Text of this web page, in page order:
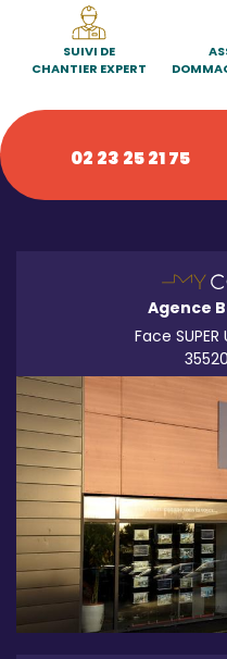
SUIVI DE
CHANTIER EXPERT
02 23 25 21 75
Agence
Face
35520